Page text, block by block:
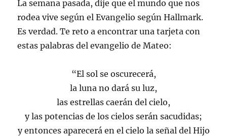
La semana pasada, dije que el mundo que nos
rodea vive según el Evangelio según Hallmark.
Es verdad. Te reto a encontrar una tarjeta con
estas palabras del evangelio de Mateo:
“El sol se oscurecerá,
la luna no dará su luz,
las estrellas caerán del cielo,
y las potencias de los cielos serán sacudidas;
y entonces aparecerá en el cielo la señal del Hijo